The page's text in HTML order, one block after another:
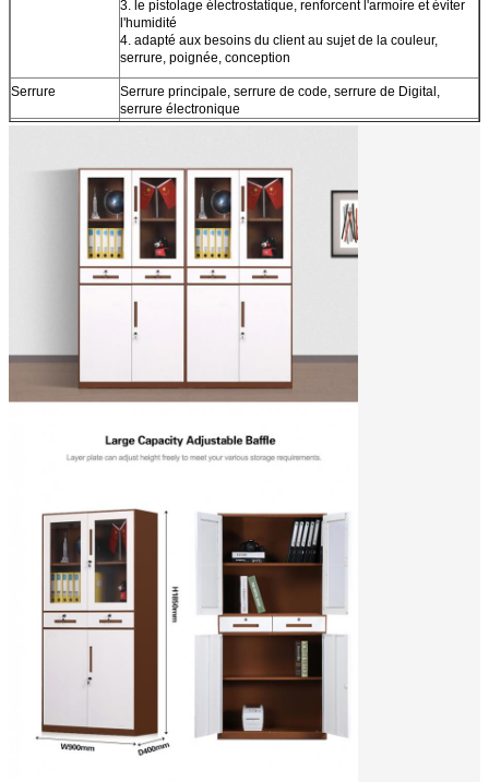
3. le pistolage électrostatique, renforcent l'armoire et éviter
l'humidité
4. adapté aux besoins du client au sujet de la couleur,
serrure, poignée, conception
Serrure
Serrure principale, serrure de code, serrure de Digital,
serrure électronique
Quantité dans
Au sujet de 500pcs dans 40HQ
commerciaux :
EXW, GOUSSET, CAF, C&F dans habituel
Qingdao, Chine, ou adapté aux besoins du client